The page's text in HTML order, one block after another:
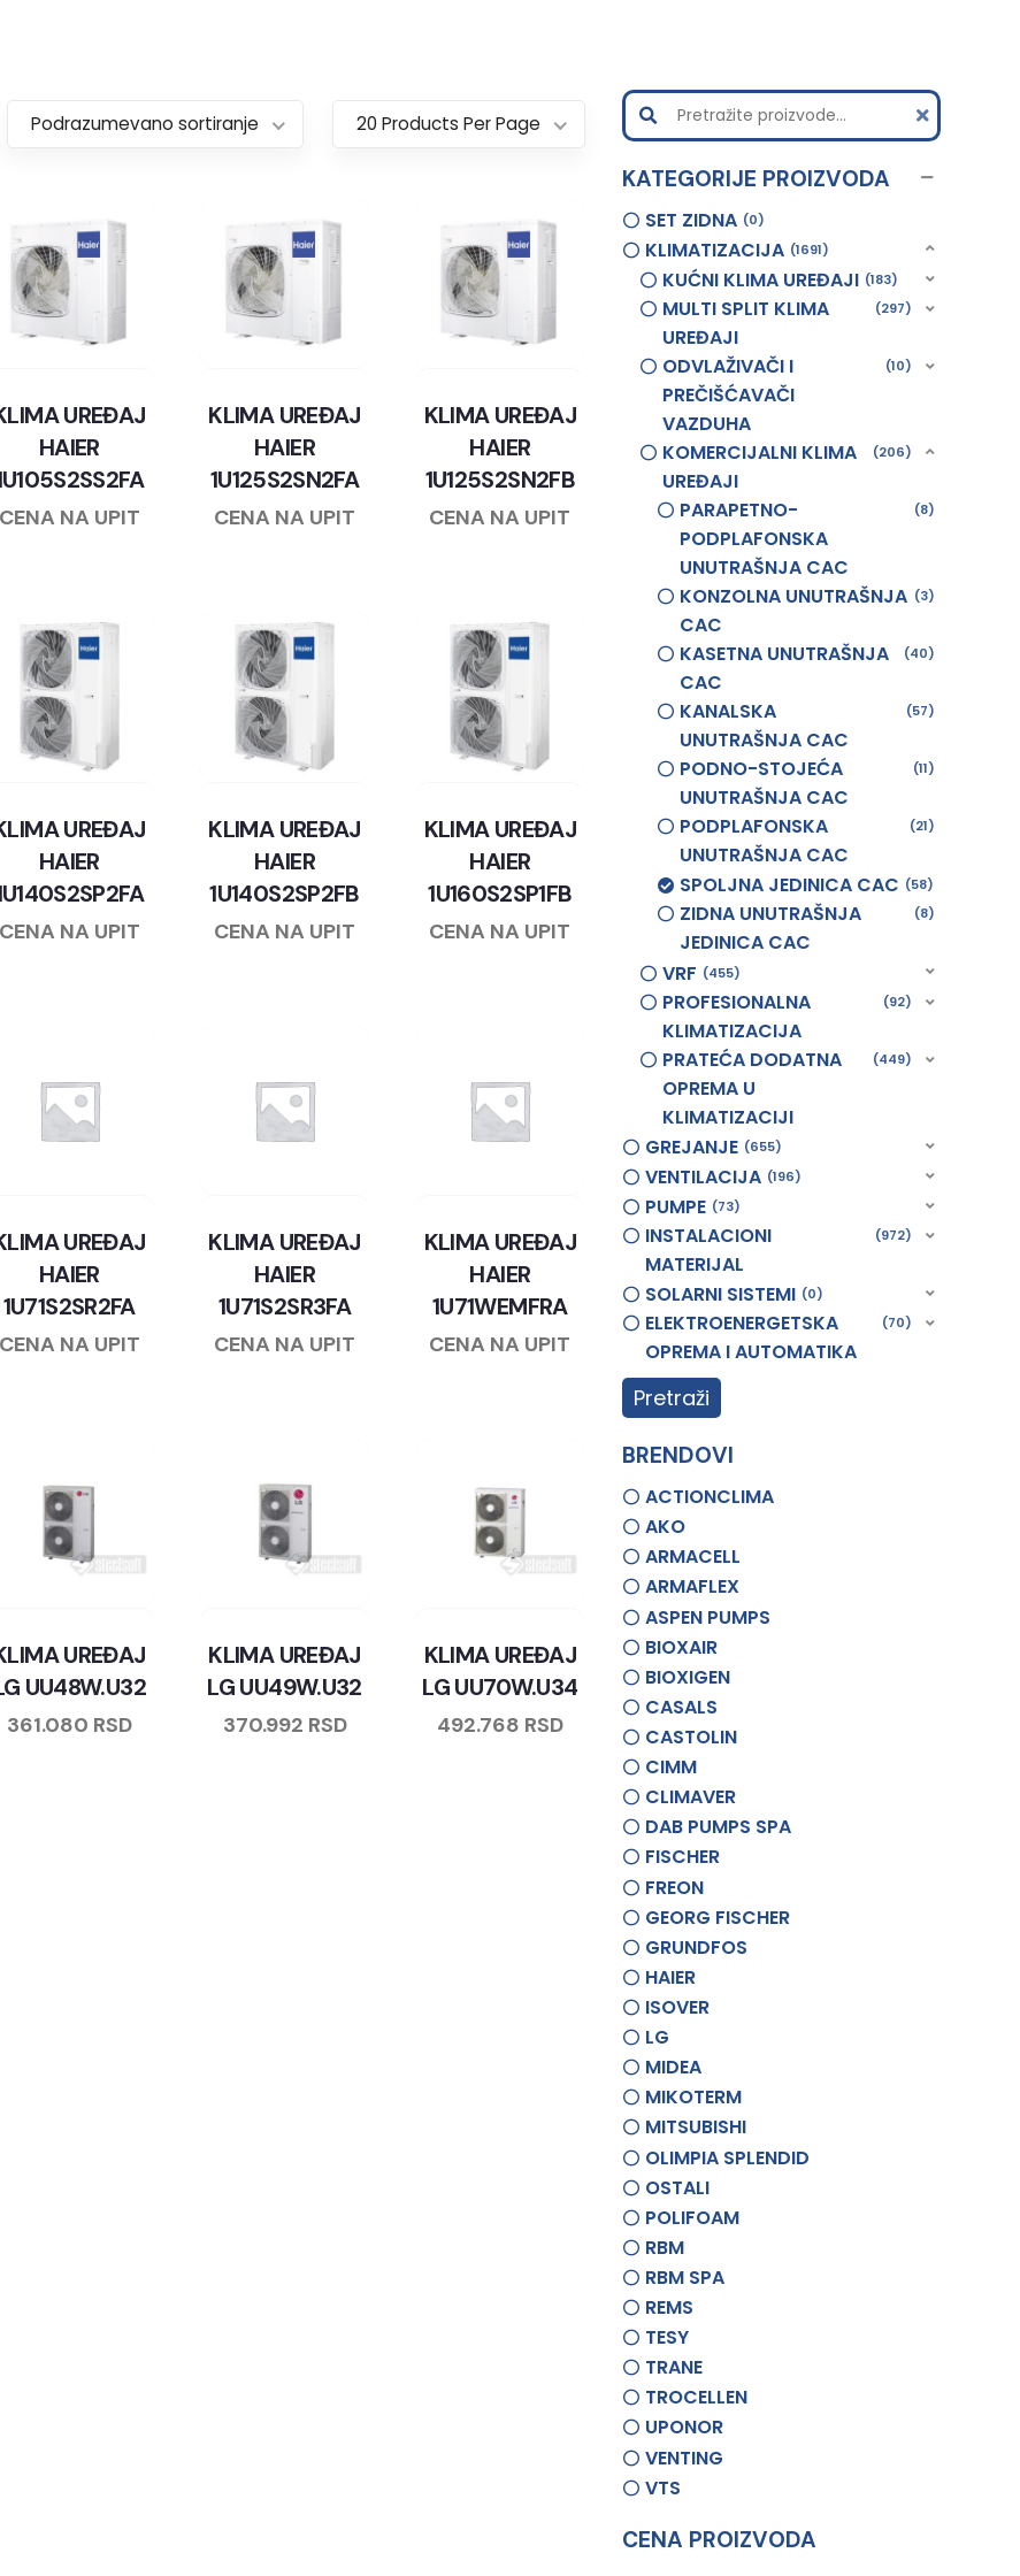
20 Products Per Page
Podrazumevano sortiranje
UREĐAJ
HAIER
CENA NA UPIT
KLIMA UREĐAJ
HAIER
1U125S2SN2FA
CENA NA UPIT
KLIMA UREĐAJ
HAIER
1U125S2SN2FB
CENA NA UPIT
UREĐAJ
HAIER
CENA NA UPIT
KLIMA UREĐAJ
HAIER
1U140S2SP2FB
CENA NA UPIT
KLIMA UREĐAJ
HAIER
1U160S2SP1FB
CENA NA UPIT
UREĐAJ
HAIER
1U71S2SR2FA
CENA NA UPIT
KLIMA UREĐAJ
HAIER
1U71S2SR3FA
CENA NA UPIT
KLIMA UREĐAJ
HAIER
1U71WEMFRA
CENA NA UPIT
UREĐAJ
UU48W.U32
361.080 RSD
KLIMA UREĐAJ
LG UU49W.U32
370.992 RSD
KLIMA UREĐAJ
LG UU70W.U34
492.768 RSD
KATEGORIJE PROIZVODA
SET ZIDNA 0
KLIMATIZACIJA 1691
KUĆNI KLIMA UREĐAJI 183
MULTI SPLIT KLIMA
UREĐAJI
297
ODVLAŽIVAČI I
PREČIŠĆAVAČI
VAZDUHA
10
KOMERCIJALNI KLIMA
UREĐAJI
206
PARAPETNO-
PODPLAFONSKA
UNUTRAŠNJA CAC
8
KONZOLNA UNUTRAŠNJA
CAC
3
KASETNA UNUTRAŠNJA
CAC
40
KANALSKA
UNUTRAŠNJA CAC
57
PODNO-STOJEĆA
UNUTRAŠNJA CAC
11
PODPLAFONSKA
UNUTRAŠNJA CAC
21
SPOLJNA JEDINICA CAC 58
ZIDNA UNUTRAŠNJA
JEDINICA CAC
8
VRF 455
PROFESIONALNA
KLIMATIZACIJA
92
PRATEĆA DODATNA
OPREMA U
KLIMATIZACIJI
449
GREJANJE 655
VENTILACIJA 196
PUMPE 73
INSTALACIONI
MATERIJAL
972
SOLARNI SISTEMI 0
ELEKTROENERGETSKA
OPREMA I AUTOMATIKA
70
Pretraži
BRENDOVI
ACTIONCLIMA
AKO
ARMACELL
ARMAFLEX
ASPEN PUMPS
BIOXAIR
BIOXIGEN
CASALS
CASTOLIN
CIMM
CLIMAVER
DAB PUMPS SPA
FISCHER
FREON
GEORG FISCHER
GRUNDFOS
HAIER
ISOVER
LG
MIDEA
MIKOTERM
MITSUBISHI
OLIMPIA SPLENDID
OSTALI
POLIFOAM
RBM
RBM SPA
REMS
TESY
TRANE
TROCELLEN
UPONOR
VENTING
VTS
CENA PROIZVODA